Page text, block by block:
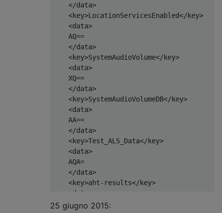
    </data>
    <key>LocationServicesEnabled</key>
    <data>
    AQ==
    </data>
    <key>SystemAudioVolume</key>
    <data>
    XQ==
    </data>
    <key>SystemAudioVolumeDB</key>
    <data>
    AA==
    </data>
    <key>Test_ALS_Data</key>
    <data>
    AQA=
    </data>
    <key>aht-results</key>
    <data>
25 giugno 2015: